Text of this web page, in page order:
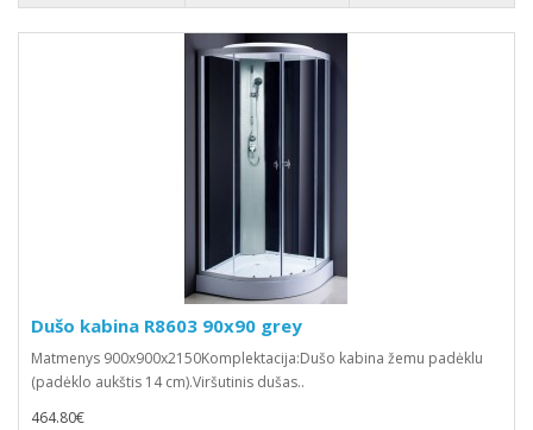
Dušo kabina R8603 90x90 grey
Matmenys 900x900x2150Komplektacija:Dušo kabina žemu padėklu
(padėklo aukštis 14 cm).Viršutinis dušas..
464.80€